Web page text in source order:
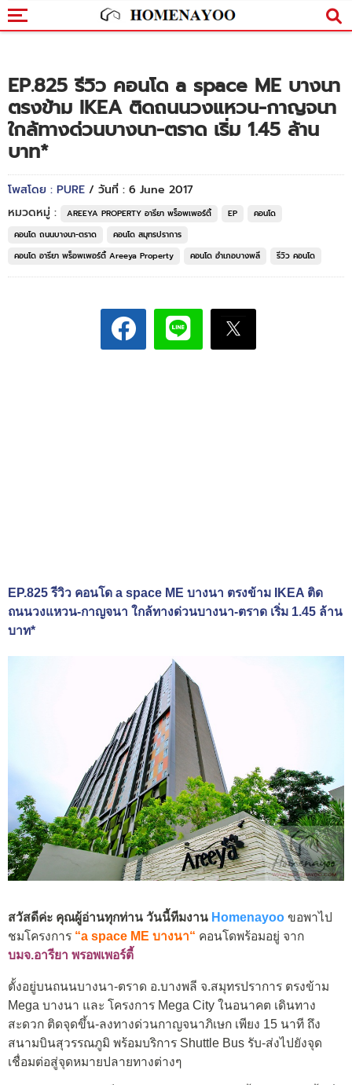
EP.825 รีวิว คอนโด a space ME บางนา
ตรงข้าม IKEA ติดถนนวงแหวน-กาญจนา
ใกล้ทางด่วนบางนา-ตราด เริ่ม 1.45 ล้าน
บาท*
โพสโดย : PURE / วันที่ : 6 June 2017
หมวดหมู่ :
AREEYA PROPERTY อารียา พร็อพเพอร์ตี้ EP
คอนโด
คอนโด ถนนบางนา-ตราด
คอนโด สมุทรปราการ
คอนโด อารียา พร็อพเพอร์ตี้ Areeya Property
คอนโด อำเภอบางพลี รีวิว คอนโด
EP.825 รีวิว คอนโด a space ME บางนา ตรงข้าม IKEA ติด
ถนนวงแหวน-กาญจนา ใกล้ทางด่วนบางนา-ตราด เริ่ม 1.45 ล้าน
บาท*
สวัสดีค่ะ คุณผู้อ่านทุกท่าน วันนี้ทีมงาน Homenayoo ขอพาไป
ชมโครงการ “a space ME บางนา“ คอนโดพร้อมอยู่ จาก
บมจ.อารียา พรอพเพอร์ตี้
ตั้งอยู่บนถนนบางนา-ตราด อ.บางพลี จ.สมุทรปราการ ตรงข้าม
Mega บางนา และ โครงการ Mega City ในอนาคต เดินทาง
สะดวก ติดจุดขึ้น-ลงทางด่วนกาญจนาภิเษก เพียง 15 นาที ถึง
สนามบินสุวรรณภูมิ พร้อมบริการ Shuttle Bus รับ-ส่งไปยังจุด
เชื่อมต่อสู่จุดหมายปลายทางต่างๆ